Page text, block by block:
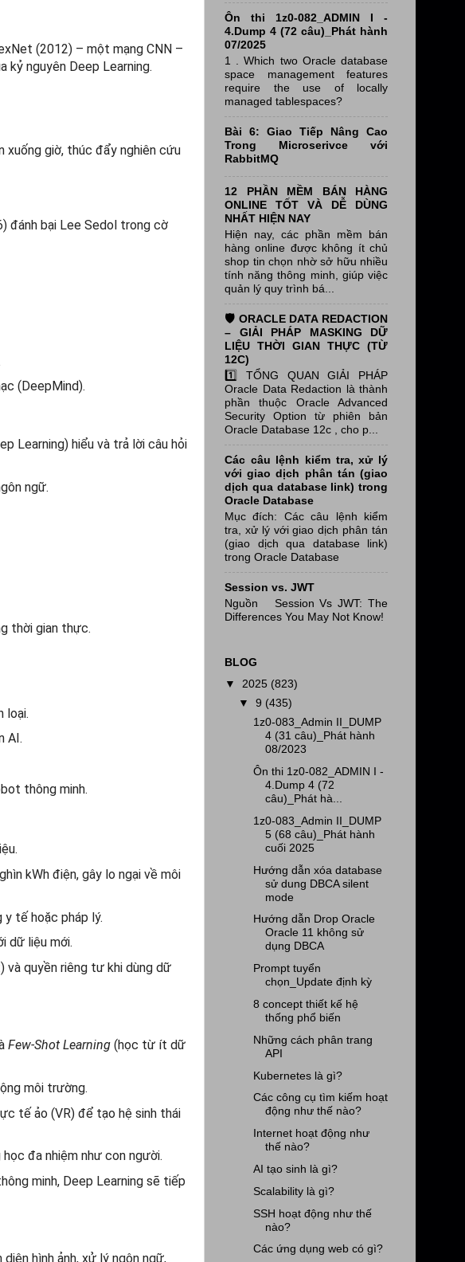
(2012) – một mạng CNN –
nguyên Deep Learning.
xuống giờ, thúc đẩy nghiên cứu
đánh bại Lee Sedol trong cờ
(DeepMind).
Learning) hiểu và trả lời câu hỏi
ngữ.
thời gian thực.
loại.
AI.
thông minh.
kWh điện, gây lo ngại về môi
y tế hoặc pháp lý.
dữ liệu mới.
và quyền riêng tư khi dùng dữ
Few-Shot Learning(học từ ít dữ
môi trường.
tế ảo (VR) để tạo hệ sinh thái
học đa nhiệm như con người.
minh, Deep Learning sẽ tiếp
hình ảnh, xử lý ngôn ngữ,
Ôn thi 1z0-082_ADMIN I -
4.Dump 4 (72 câu)_Phát hành
07/2025
1 . Which two Oracle database
space management features
require the use of locally
managed tablespaces?
Bài 6: Giao Tiếp Nâng Cao
Trong Microserivce với
RabbitMQ
12 PHẦN MỀM BÁN HÀNG
ONLINE TỐT VÀ DỄ DÙNG
NHẤT HIỆN NAY
Hiện nay, các phần mềm bán
hàng online được không ít chủ
shop tin chọn nhờ sở hữu nhiều
tính năng thông minh, giúp việc
quản lý quy trình bá...
🛡️ ORACLE DATA REDACTION
– GIẢI PHÁP MASKING DỮ
LIỆU THỜI GIAN THỰC (TỪ
12C)
1️⃣ TỔNG QUAN GIẢI PHÁP
Oracle Data Redaction là thành
phần thuộc Oracle Advanced
Security Option từ phiên bản
Oracle Database 12c , cho p...
Các câu lệnh kiểm tra, xử lý
với giao dịch phân tán (giao
dịch qua database link) trong
Oracle Database
Mục đích: Các câu lệnh kiểm
tra, xử lý với giao dịch phân tán
(giao dịch qua database link)
trong Oracle Database
Session vs. JWT
Nguồn Session Vs JWT: The
Differences You May Not Know!
BLOG
▼ 2025 (823)
▼9 (435)
1z0-083_Admin II_DUMP
4 (31 câu)_Phát hành
08/2023
Ôn thi 1z0-082_ADMIN I -
4.Dump 4 (72
câu)_Phát hà...
1z0-083_Admin II_DUMP
5 (68 câu)_Phát hành
cuối 2025
Hướng dẫn xóa database
sử dung DBCA silent
mode
Hướng dẫn Drop Oracle
Oracle 11 không sử
dụng DBCA
Prompt tuyển
chọn_Update định kỳ
8 concept thiết kế hệ
thống phổ biến
Những cách phân trang
API
Kubernetes là gì?
Các công cụ tìm kiếm hoạt
động như thế nào?
Internet hoạt động như
thế nào?
AI tạo sinh là gì?
Scalability là gì?
SSH hoạt động như thế
nào?
Các ứng dụng web có gì?